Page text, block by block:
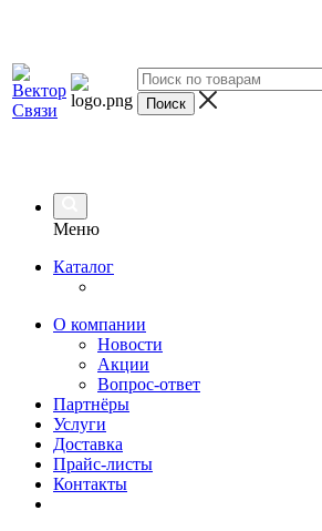
Меню
Каталог
О компании
Новости
Акции
Вопрос-ответ
Партнёры
Услуги
Доставка
Прайс-листы
Контакты